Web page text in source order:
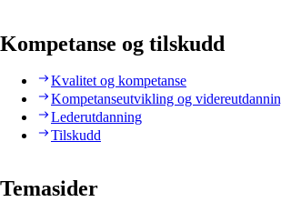
Kompetanse og tilskudd
Kvalitet og kompetanse
Kompetanseutvikling og
Lederutdanning
Tilskudd
Temasider